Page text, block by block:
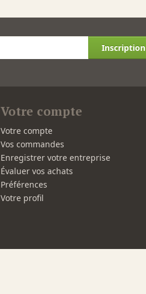
Inscription
Votre compte
Votre compte
Vos commandes
Enregistrer votre entreprise
Évaluer vos achats
Préférences
Votre profil